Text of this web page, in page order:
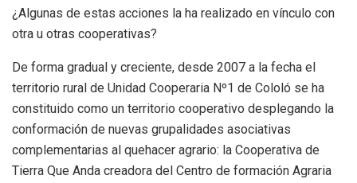
¿Algunas de estas acciones la ha realizado en vínculo con
otra u otras cooperativas?
De forma gradual y creciente, desde 2007 a la fecha el
territorio rural de Unidad Cooperaria Nº1 de Cololó se ha
constituido como un territorio cooperativo desplegando la
conformación de nuevas grupalidades asociativas
complementarias al quehacer agrario: la Cooperativa de
Tierra Que Anda creadora del Centro de formación Agraria